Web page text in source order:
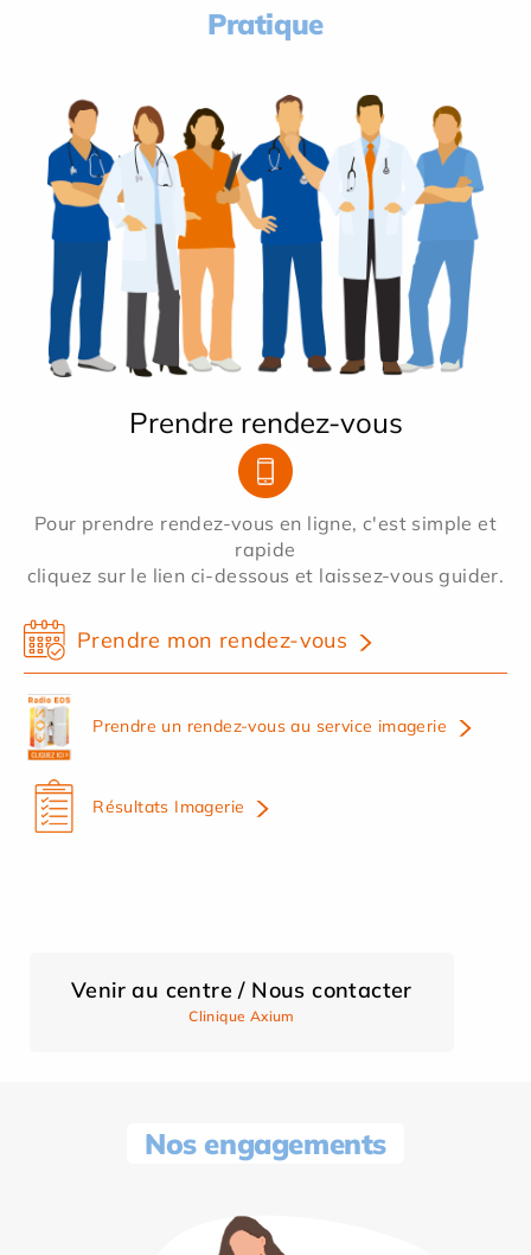
Pratique
Prendre rendez-vous
Pour prendre rendez-vous en ligne, c'est simple et
rapide
cliquez sur le lien ci-dessous et laissez-vous guider.
Prendre mon rendez-vous
Prendre un rendez-vous au service imagerie
Résultats Imagerie
Venir au centre / Nous contacter
Clinique Axium
Nos engagements